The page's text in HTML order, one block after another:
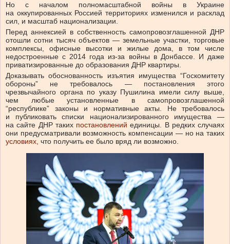
Но с началом полномасштабной войны в Украине
на оккупированных Россией территориях изменился и расклад
сил, и масштаб национализации.
Перед аннексией в собственность самопровозглашенной ДНР
отошли сотни тысяч объектов — земельные участки, торговые
комплексы, офисные высотки и жилые дома, в том числе
недостроенные с 2014 года из-за войны в Донбассе. И даже
приватизированные до образования ДНР квартиры.
Доказывать обоснованность изъятия имущества “Госкомитету
обороны” не требовалось — постановления этого
чрезвычайного органа по указу Пушилина имели силу выше,
чем любые установленные в самопровозглашенной
“республике” законы и нормативные акты. Не требовалось
и публиковать списки национализированного имущества —
на сайте ДНР таких постановленийединицы. В редких случаях
они предусматривали возможность компенсации — но на таких
условиях, что получить ее было вряд ли возможно.